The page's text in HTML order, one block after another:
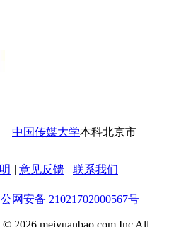
中国传媒大学本科北京市
| 意见反馈 | 联系我们
网安备 21021702000567号